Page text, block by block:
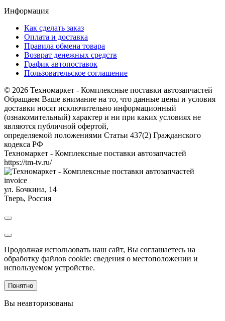
Информация
Как сделать заказ
Оплата и доставка
Правила обмена товара
Возврат денежных средств
График автопоставок
Пользовательское соглашение
© 2026 Техномаркет - Комплексные поставки автозапчастей
Обращаем Ваше внимание на то, что данные цены и условия
доставки носят исключительно информационный
(ознакомительный) характер и ни при каких условиях не
являются публичной офертой,
определяемой положениями Статьи 437(2) Гражданского
кодекса РФ
Техномаркет - Комплексные поставки автозапчастей
https://tm-tv.ru/
invoice
ул. Бочкина, 14
Тверь, Россия
Продолжая использовать наш сайт, Вы соглашаетесь на
обработку файлов cookie: сведения о местоположении и
используемом устройстве.
Понятно
Вы неавторизованы